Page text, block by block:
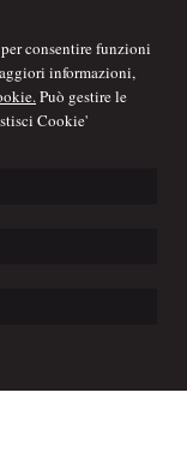
consentire funzioni
informazioni,
Può gestire le
Cookie'